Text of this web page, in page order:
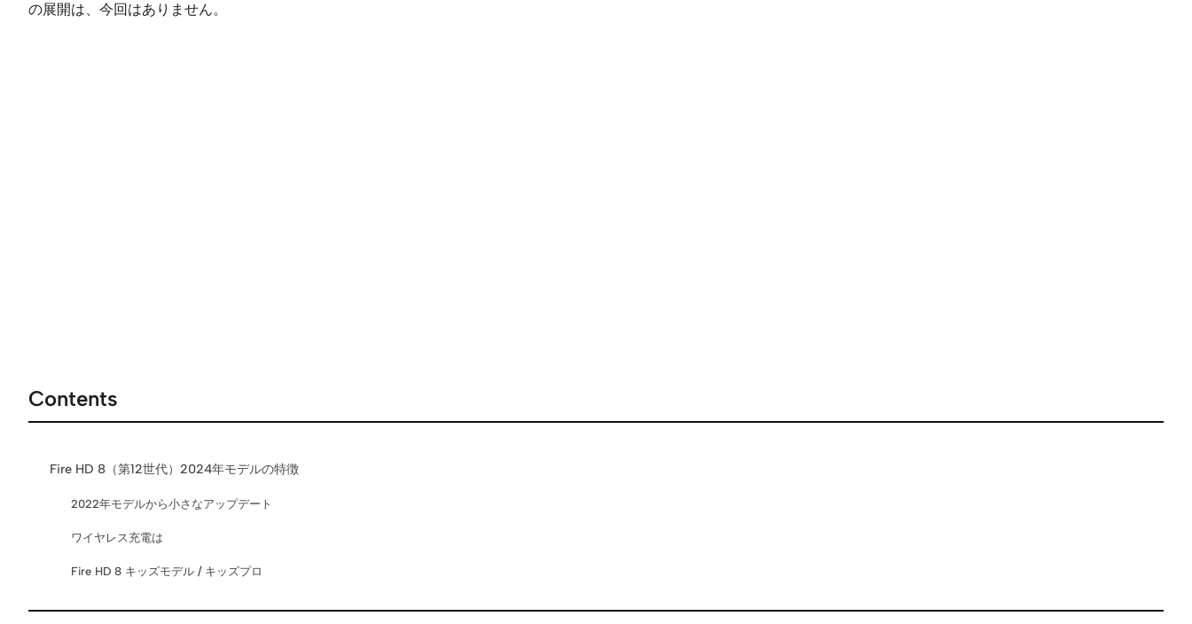
の展開は、今回はありません。
Contents
Fire HD 8（第12世代）2024年モデルの特徴
2022年モデルから小さなアップデート
ワイヤレス充電は
Fire HD 8 キッズモデル / キッズプロ